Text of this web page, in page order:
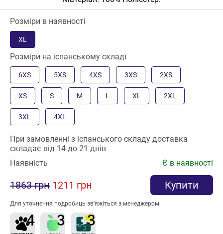
Розміри в наявності
XL
Розміри на іспанському складі
6XS 5XS 4XS 3XS 2XS
XS S M L XL 2XL
3XL 4XL
При замовленні з іспанського складу доставка
складає від 14 до 21 днів
Наявність
Є в наявності
1863 грн 1211 грн Купити
Для уточнення подробиць зв’яжіться з менеджером